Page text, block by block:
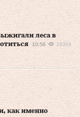
леса в
10:56 29368
как именно